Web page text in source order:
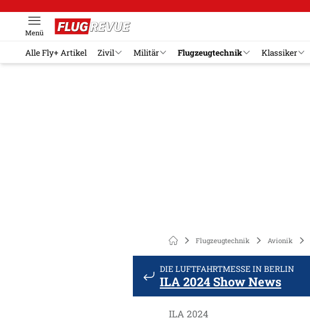
Menü
Alle Fly+ Artikel Zivil Militär Flugzeugtechnik Klassiker
Flugzeugtechnik Avionik
DIE LUFTFAHRTMESSE IN BERLIN
ILA 2024 Show News
ILA 2024